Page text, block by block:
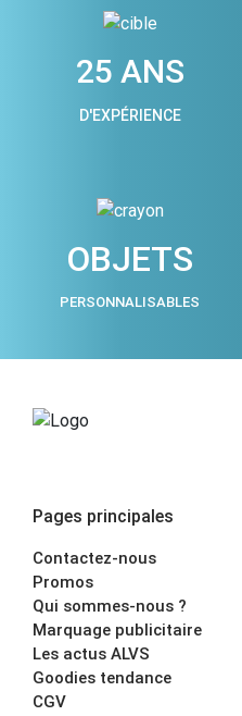
25 ANS
D'EXPÉRIENCE
OBJETS
PERSONNALISABLES
Pages principales
Contactez-nous
Promos
Qui sommes-nous ?
Marquage publicitaire
Les actus ALVS
Goodies tendance
CGV